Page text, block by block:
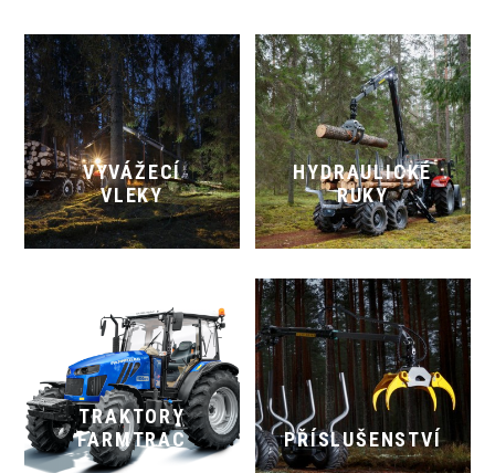
VYVÁŽECÍ
VLEKY
HYDRAULICKÉ
RUKY
TRAKTORY
FARMTRAC
PŘÍSLUŠENSTVÍ